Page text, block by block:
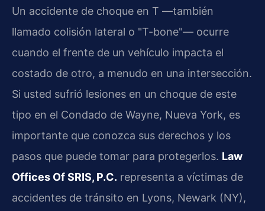
Un accidente de choque en T —también
llamado colisión lateral o "T-bone"— ocurre
cuando el frente de un vehículo impacta el
costado de otro, a menudo en una intersección.
Si usted sufrió lesiones en un choque de este
tipo en el Condado de Wayne, Nueva York, es
importante que conozca sus derechos y los
pasos que puede tomar para protegerlos. Law
Offices Of SRIS, P.C. representa a víctimas de
accidentes de tránsito en Lyons, Newark (NY),